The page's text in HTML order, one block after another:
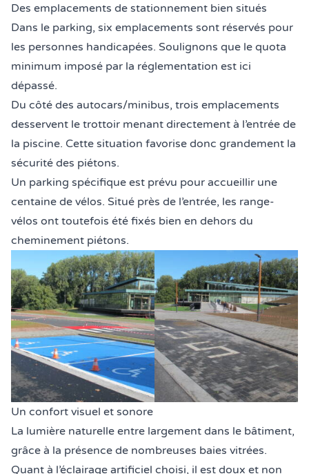
Des emplacements de stationnement bien situés
Dans le parking, six emplacements sont réservés pour
les personnes handicapées. Soulignons que le quota
minimum imposé par la réglementation est ici
dépassé.
Du côté des autocars/minibus, trois emplacements
desservent le trottoir menant directement à l’entrée de
la piscine. Cette situation favorise donc grandement la
sécurité des piétons.
Un parking spécifique est prévu pour accueillir une
centaine de vélos. Situé près de l’entrée, les range-
vélos ont toutefois été fixés bien en dehors du
cheminement piétons.
Un confort visuel et sonore
La lumière naturelle entre largement dans le bâtiment,
grâce à la présence de nombreuses baies vitrées.
Quant à l’éclairage artificiel choisi, il est doux et non